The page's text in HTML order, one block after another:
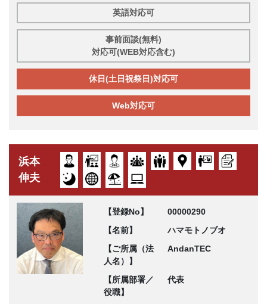
英語対応可
事前面談(無料)
対応可(WEB対応含む)
休日(土日祝祭日)対応可
Web対応可
浜本
伸夫
【登録No】
00000290
【名前】
ハマモトノブオ
【ご所属（法
人名）】
AndanTEC
【所属部署／
役職】
代表